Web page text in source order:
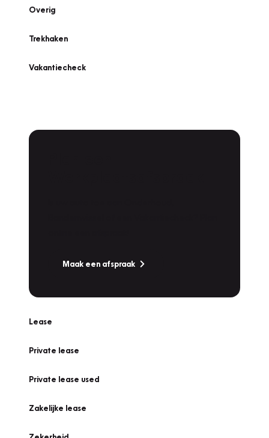
Overig
Trekhaken
Vakantiecheck
Maak een afspraak
Lease
Private lease
Private lease used
Zakelijke lease